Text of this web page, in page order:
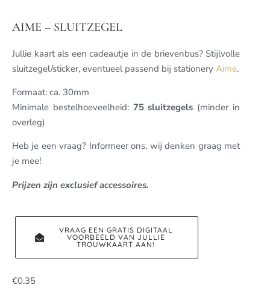
AIME – SLUITZEGEL
Jullie kaart als een cadeautje in de brievenbus? Stijlvolle
sluitzegel/sticker, eventueel passend bij stationery Aime.
Formaat: ca. 30mm
Minimale bestelhoeveelheid: 75 sluitzegels (minder in
overleg)
Heb je een vraag? Informeer ons, wij denken graag met
je mee!
Prijzen zijn exclusief accessoires.
VRAAG EEN GRATIS DIGITAAL
VOORBEELD VAN JULLIE
TROUWKAART AAN!
€0,35